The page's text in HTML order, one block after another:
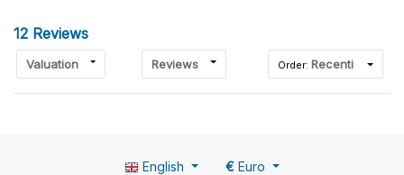
12 Reviews
Valuation Reviews Order: Recenti
English € Euro